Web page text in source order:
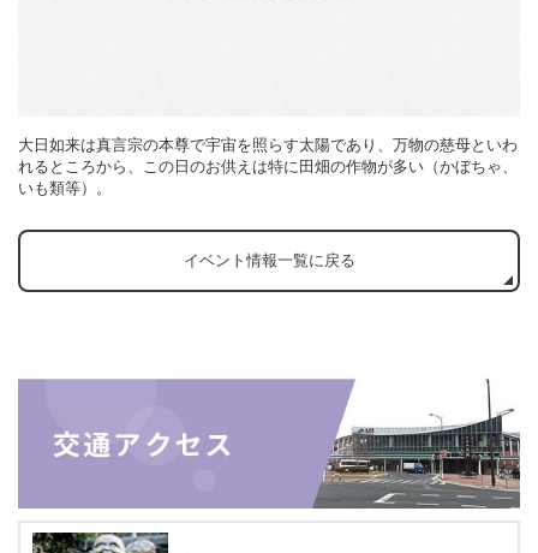
大日如来は真言宗の本尊で宇宙を照らす太陽であり、万物の慈母といわ
れるところから、この日のお供えは特に田畑の作物が多い（かぼちゃ、
いも類等）。
イベント情報一覧に戻る